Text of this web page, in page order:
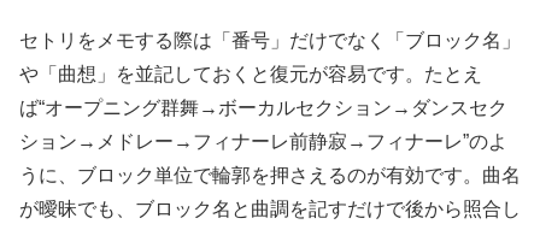
セトリをメモする際は「番号」だけでなく「ブロック名」
や「曲想」を並記しておくと復元が容易です。たとえ
ば“オープニング群舞→ボーカルセクション→ダンスセク
ション→メドレー→フィナーレ前静寂→フィナーレ”のよ
うに、ブロック単位で輪郭を押さえるのが有効です。曲名
が曖昧でも、ブロック名と曲調を記すだけで後から照合し